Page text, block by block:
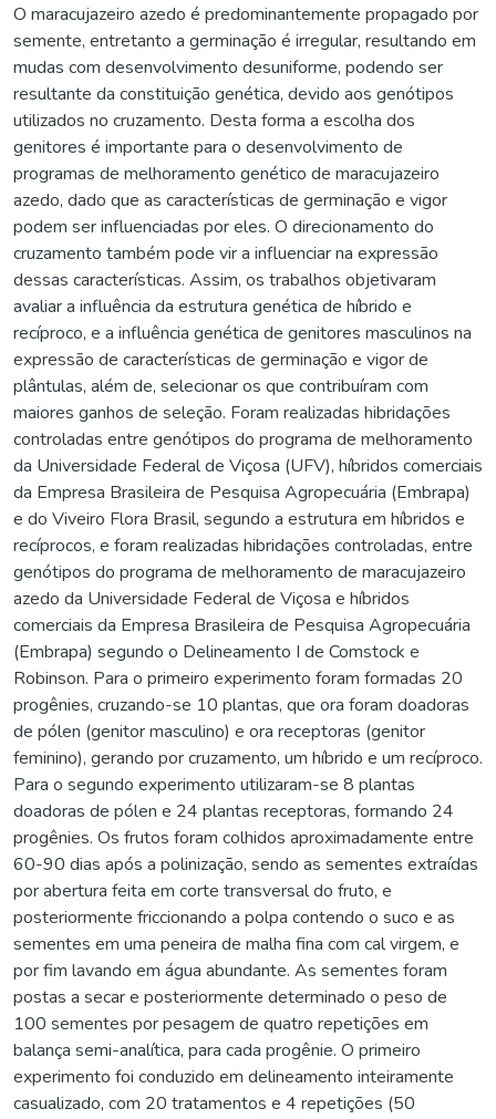
O maracujazeiro azedo é predominantemente propagado por
semente, entretanto a germinação é irregular, resultando em
mudas com desenvolvimento desuniforme, podendo ser
resultante da constituição genética, devido aos genótipos
utilizados no cruzamento. Desta forma a escolha dos
genitores é importante para o desenvolvimento de
programas de melhoramento genético de maracujazeiro
azedo, dado que as características de germinação e vigor
podem ser influenciadas por eles. O direcionamento do
cruzamento também pode vir a influenciar na expressão
dessas características. Assim, os trabalhos objetivaram
avaliar a influência da estrutura genética de híbrido e
recíproco, e a influência genética de genitores masculinos na
expressão de características de germinação e vigor de
plântulas, além de, selecionar os que contribuíram com
maiores ganhos de seleção. Foram realizadas hibridações
controladas entre genótipos do programa de melhoramento
da Universidade Federal de Viçosa (UFV), híbridos comerciais
da Empresa Brasileira de Pesquisa Agropecuária (Embrapa)
e do Viveiro Flora Brasil, segundo a estrutura em híbridos e
recíprocos, e foram realizadas hibridações controladas, entre
genótipos do programa de melhoramento de maracujazeiro
azedo da Universidade Federal de Viçosa e híbridos
comerciais da Empresa Brasileira de Pesquisa Agropecuária
(Embrapa) segundo o Delineamento I de Comstock e
Robinson. Para o primeiro experimento foram formadas 20
progênies, cruzando-se 10 plantas, que ora foram doadoras
de pólen (genitor masculino) e ora receptoras (genitor
feminino), gerando por cruzamento, um híbrido e um recíproco.
Para o segundo experimento utilizaram-se 8 plantas
doadoras de pólen e 24 plantas receptoras, formando 24
progênies. Os frutos foram colhidos aproximadamente entre
60-90 dias após a polinização, sendo as sementes extraídas
por abertura feita em corte transversal do fruto, e
posteriormente friccionando a polpa contendo o suco e as
sementes em uma peneira de malha fina com cal virgem, e
por fim lavando em água abundante. As sementes foram
postas a secar e posteriormente determinado o peso de
100 sementes por pesagem de quatro repetições em
balança semi-analítica, para cada progênie. O primeiro
experimento foi conduzido em delineamento inteiramente
casualizado, com 20 tratamentos e 4 repetições (50